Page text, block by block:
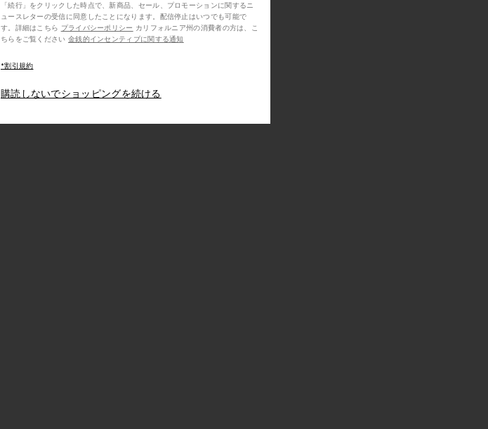
「続行」をクリックした時点で、新商品、セール、プロモーションに関するニ
ュースレターの受信に同意したことになります。配信停止はいつでも可能で
す。詳細はこちら プライバシーポリシー
ちらをご覧ください 金銭的インセンティブに関する通知
*割引規約
購読しないでショッピングを続ける